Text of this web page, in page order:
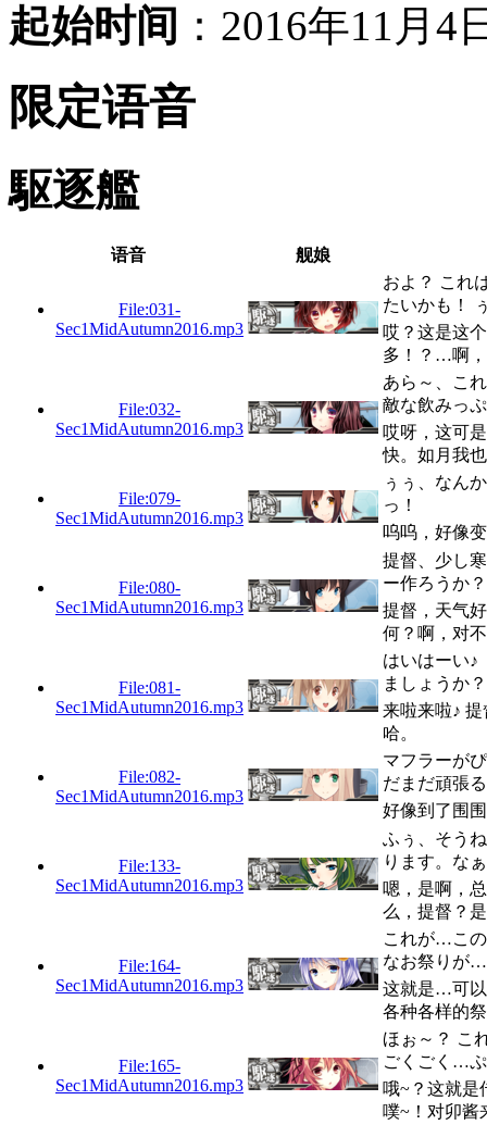
起始时间 ：2016年11月4
限定语音
駆逐艦
语音 舰娘
File:031-
Sec1MidAutumn2016.mp3
およ？ これ
たいかも！
哎？这是这
多！？…啊
File:032-
Sec1MidAutumn2016.mp3
あら～、こ
敵な飲みっ
哎呀，这可
快。如月我
File:079-
Sec1MidAutumn2016.mp3
ぅぅ、なん
っ！
呜呜，好像
File:080-
Sec1MidAutumn2016.mp3
提督、少し
ー作ろうか
提督，天气
何？啊，对
File:081-
Sec1MidAutumn2016.mp3
はいはーい
ましょうか
来啦来啦♪
哈。
File:082-
Sec1MidAutumn2016.mp3
マフラーが
だまだ頑張
好像到了围
File:133-
Sec1MidAutumn2016.mp3
ふぅ、そう
ります。な
嗯，是啊，
么，提督？
File:164-
Sec1MidAutumn2016.mp3
これが…こ
なお祭りが
这就是…可
各种各样的
File:165-
Sec1MidAutumn2016.mp3
ほぉ～？ こ
ごくごく…
哦~？这就是
噗~！对卯酱